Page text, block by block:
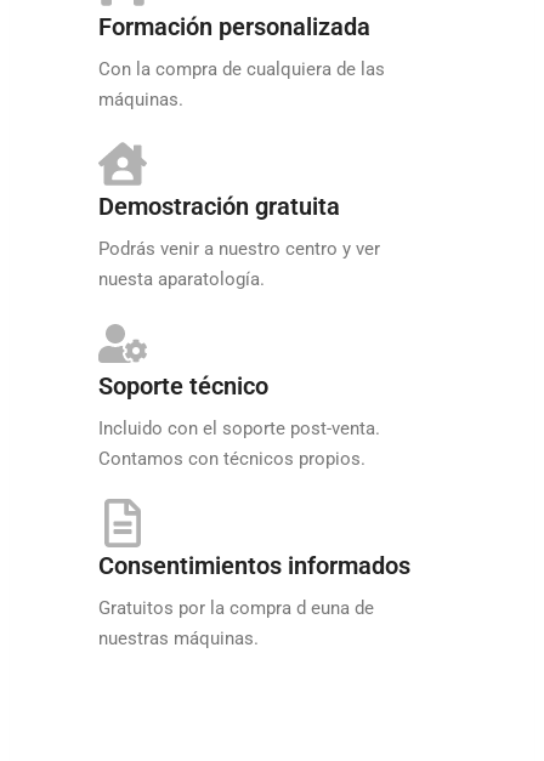
Formación personalizada
Con la compra de cualquiera de las
máquinas.
Demostración gratuita
Podrás venir a nuestro centro y ver
nuesta aparatología.
Soporte técnico
Incluido con el soporte post-venta.
Contamos con técnicos propios.
Consentimientos informados
Gratuitos por la compra d euna de
nuestras máquinas.